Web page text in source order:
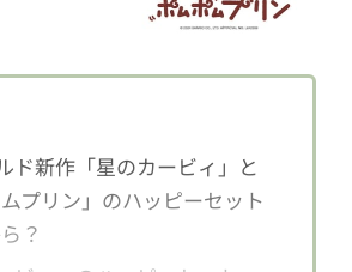
ド新作「星のカービィ」と
ムプリン」のハッピーセット
？